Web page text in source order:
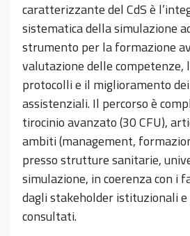
caratterizzante del CdS è
sistematica della simulazione
strumento per la formazione
valutazione delle competenze,
protocolli e il miglioramento
assistenziali. Il percorso è
tirocinio avanzato (30 CFU),
ambiti (management,
presso strutture sanitarie,
simulazione, in coerenza con i
dagli stakeholder istituzionali
consultati.